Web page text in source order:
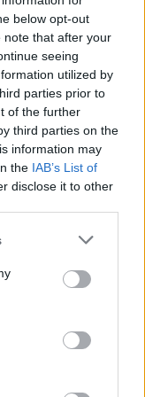
below opt-out
note that after your
seeing
utilized by
parties prior to
of the further
third parties on the
information may
the IAB’s List of
disclose it to other
lægger
Kæret og i
henvises
kl. 10.00-
18.00.
adressen
Del artikel